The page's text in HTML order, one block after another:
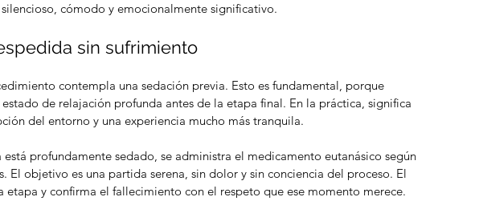
cómodo y emocionalmente significativo.
sin sufrimiento
contempla una sedación previa. Esto es fundamental, porque
de relajación profunda antes de la etapa final. En la práctica, significa
del entorno y una experiencia mucho más tranquila.
está profundamente sedado, se administra el medicamento eutanásico según
El objetivo es una partida serena, sin dolor y sin conciencia del proceso. El
etapa y confirma el fallecimiento con el respeto que ese momento merece.